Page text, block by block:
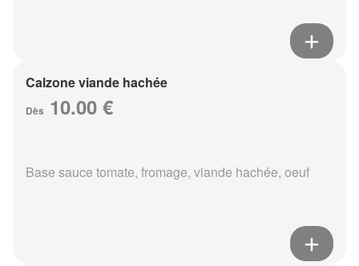
Calzone viande hachée
Dès 10.00 €
Base sauce tomate, fromage, viande hachée, oeuf